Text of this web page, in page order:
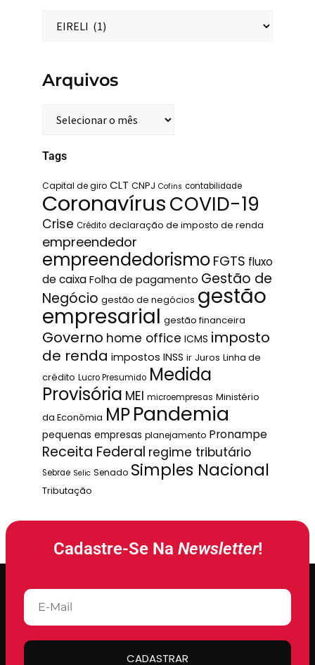
Arquivos
Tags
Capital de giro CLT CNPJ Cofins contabilidade
CoronavírusCOVID-19
Crise Crédito declaração de imposto de renda
empreendedor
empreendedorismo FGTS fluxo
de caixa Folha de pagamento Gestão de
Negócio gestão de negócios gestão
empresarial gestão financeira
Governo home office ICMS imposto
de renda impostos INSS ir Juros Linha de
crédito Lucro Presumido Medida
Provisória MEI microempresas Ministério
da Econômia MPPandemia
pequenas empresas planejamento Pronampe
Receita Federal regime tributário
Sebrae Selic Senado Simples Nacional
Tributação
Cadastre-Se Na Newsletter!
CADASTRAR